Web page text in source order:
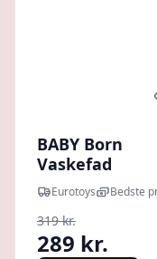
BABY Born
Vaskefad
Eurotoys Bedste
319 kr.
289 kr.